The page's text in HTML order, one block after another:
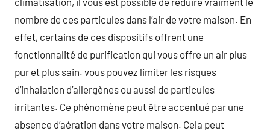
nombre de ces particules dans l’air de votre maison. En
effet, certains de ces dispositifs offrent une
fonctionnalité de purification qui vous offre un air plus
pur et plus sain. vous pouvez limiter les risques
d’inhalation d’allergènes ou aussi de particules
irritantes. Ce phénomène peut être accentué par une
absence d’aération dans votre maison. Cela peut